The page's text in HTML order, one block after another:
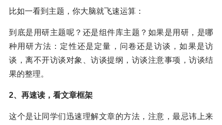
比如一看到主题，你大脑就飞速运算：
到底是用研主题呢？还是组件库主题？如果是用研，是哪
种用研方法：定性还是定量，问卷还是访谈，如果是访
谈，离不开访谈对象、访谈提纲，访谈注意事项，访谈结
果的整理。
2、再速读，看文章框架
这个是让同学们迅速理解文章的方法，注意，最忌讳上来